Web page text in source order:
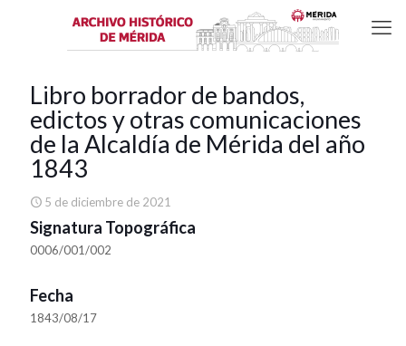
Libro borrador de bandos,
edictos y otras comunicaciones
de la Alcaldía de Mérida del año
1843
5 de diciembre de 2021
Signatura Topográfica
0006/001/002
Fecha
1843/08/17